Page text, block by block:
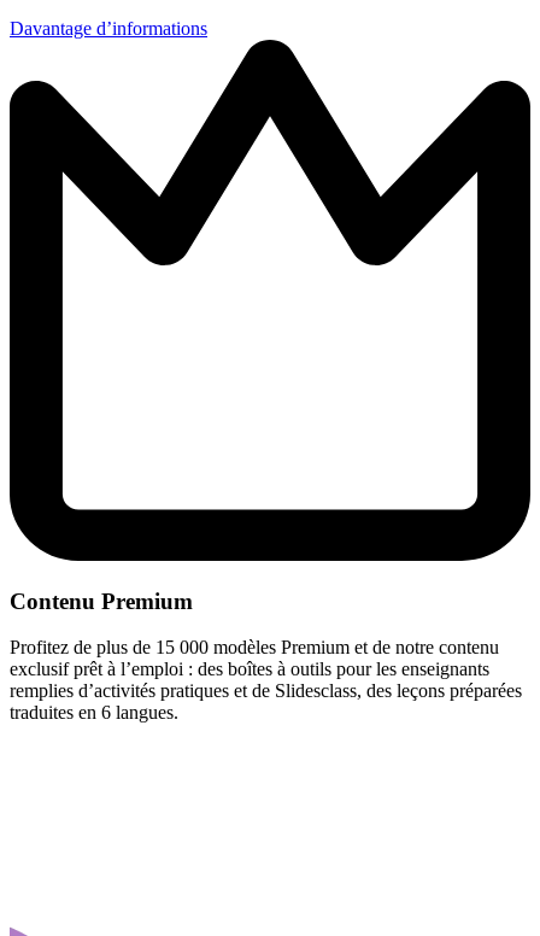
Davantage d’informations
Contenu Premium
Profitez de plus de 15 000 modèles Premium et de notre contenu
exclusif prêt à l’emploi : des boîtes à outils pour les enseignants
remplies d’activités pratiques et de Slidesclass, des leçons préparées
traduites en 6 langues.